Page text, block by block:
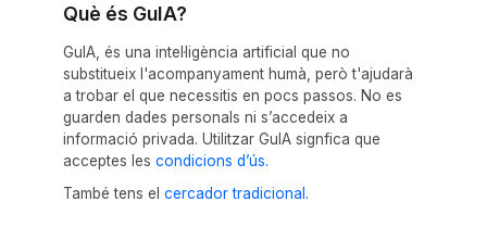
Què és GuIA?
GuIA, és una intel·ligència artificial que no
substitueix l'acompanyament humà, però t'ajudarà
a trobar el que necessitis en pocs passos. No es
guarden dades personals ni s’accedeix a
informació privada. Utilitzar GuIA signfica que
acceptes les condicions d’ús.
També tens el cercador tradicional.